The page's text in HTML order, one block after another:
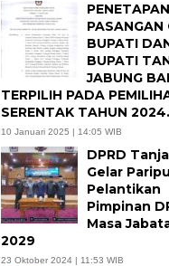
PENETAPAN
PASANGAN
BUPATI
BUPATI
JABUNG
TERPILIH PADA
SERENTAK TAHUN 2024.
10 Januari 2025 | 14:05 WIB
DPRD
Gelar
Pelantikan
Pimpinan
Masa
2029
23 Oktober 2024 | 11:53 WIB